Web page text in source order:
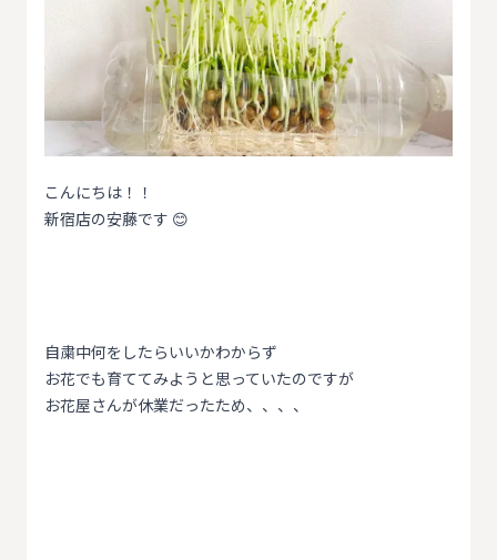
こんにちは！！
新宿店の安藤です 😊
自粛中何をしたらいいかわからず
お花でも育ててみようと思っていたのですが
お花屋さんが休業だったため、、、、